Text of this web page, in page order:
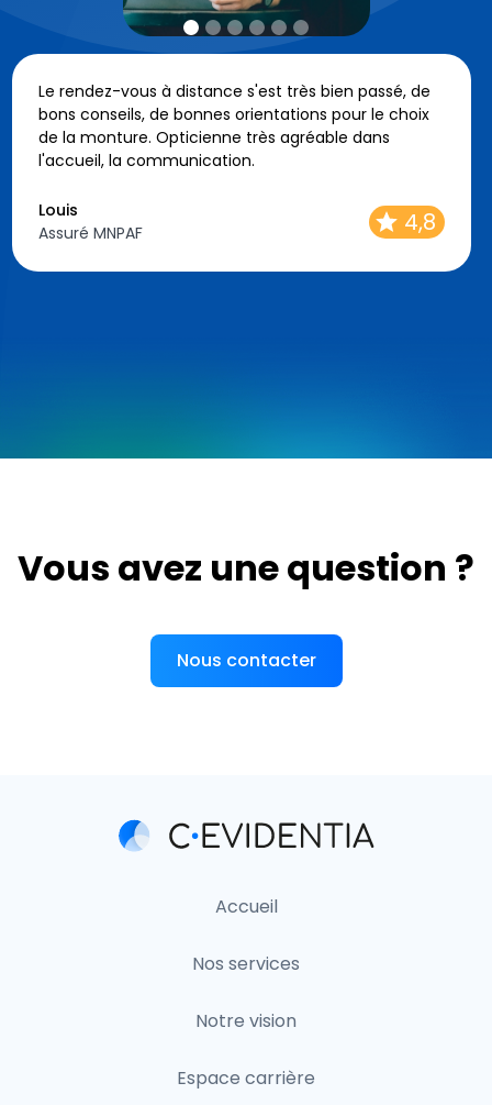
Le rendez-vous à distance s'est très bien passé, de
bons conseils, de bonnes orientations pour le choix
de la monture. Opticienne très agréable dans
l'accueil, la communication.
Louis
Assuré MNPAF
4,8
Vous avez une question ?
Nous contacter
Accueil
Nos services
Notre vision
Espace carrière